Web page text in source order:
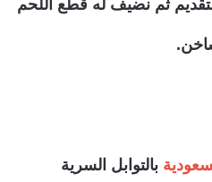
ثم نضيف له قطع اللحم
بالتوابل السرية